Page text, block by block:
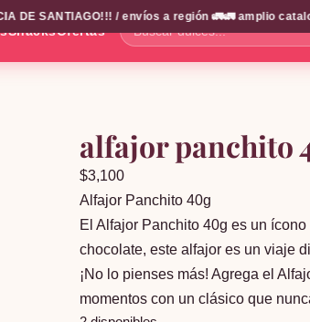
SANTIAGO!!! / envíos a región 🚛🚛 amplio catalogo
SnacksOfertas
Buscar
dulces...
alfajor panchito
$3,100
Alfajor Panchito 40g
El Alfajor Panchito 40g es un
chocolate, este alfajor es un viaje
¡No lo pienses más! Agrega el
momentos con un clásico que